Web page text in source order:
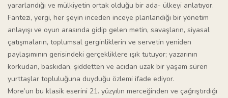
yararlandığı ve mülkiyetin ortak olduğu bir ada- ülkeyi anlatıyor.
Fantezi, yergi, her şeyin inceden inceye planlandığı bir yönetim
anlayışı ve oyun arasında gidip gelen metin, savaşların, siyasal
çatışmaların, toplumsal gerginliklerin ve servetin yeniden
paylaşımının gerisindeki gerçekliklere ışık tutuyor; yazarının
korkudan, baskıdan, şiddetten ve acıdan uzak bir yaşam süren
yurttaşlar topluluğuna duyduğu özlemi ifade ediyor.
More’un bu klasik eserini 21. yüzyılın merceğinden ve çağrıştırdığı